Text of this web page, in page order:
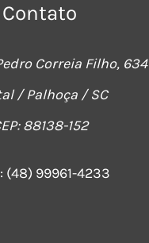
Contato
Correia Filho, 634
/ Palhoça / SC
88138-152
(48) 99961-4233